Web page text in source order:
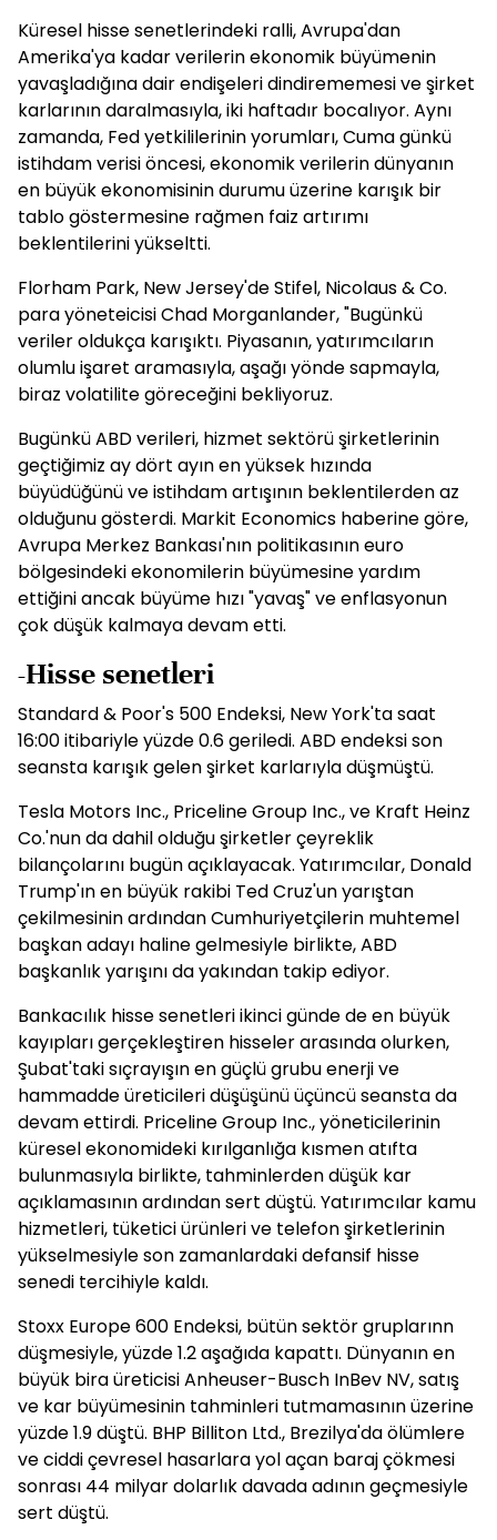
Küresel hisse senetlerindeki ralli, Avrupa'dan
Amerika'ya kadar verilerin ekonomik büyümenin
yavaşladığına dair endişeleri dindirememesi ve şirket
karlarının daralmasıyla, iki haftadır bocalıyor. Aynı
zamanda, Fed yetkililerinin yorumları, Cuma günkü
istihdam verisi öncesi, ekonomik verilerin dünyanın
en büyük ekonomisinin durumu üzerine karışık bir
tablo göstermesine rağmen faiz artırımı
beklentilerini yükseltti.
Florham Park, New Jersey'de Stifel, Nicolaus & Co.
para yöneteicisi Chad Morganlander, "Bugünkü
veriler oldukça karışıktı. Piyasanın, yatırımcıların
olumlu işaret aramasıyla, aşağı yönde sapmayla,
biraz volatilite göreceğini bekliyoruz.
Bugünkü ABD verileri, hizmet sektörü şirketlerinin
geçtiğimiz ay dört ayın en yüksek hızında
büyüdüğünü ve istihdam artışının beklentilerden az
olduğunu gösterdi. Markit Economics haberine göre,
Avrupa Merkez Bankası'nın politikasının euro
bölgesindeki ekonomilerin büyümesine yardım
ettiğini ancak büyüme hızı "yavaş" ve enflasyonun
çok düşük kalmaya devam etti.
-Hisse senetleri
Standard & Poor's 500 Endeksi, New York'ta saat
16:00 itibariyle yüzde 0.6 geriledi. ABD endeksi son
seansta karışık gelen şirket karlarıyla düşmüştü.
Tesla Motors Inc., Priceline Group Inc., ve Kraft Heinz
Co.'nun da dahil olduğu şirketler çeyreklik
bilançolarını bugün açıklayacak. Yatırımcılar, Donald
Trump'ın en büyük rakibi Ted Cruz'un yarıştan
çekilmesinin ardından Cumhuriyetçilerin muhtemel
başkan adayı haline gelmesiyle birlikte, ABD
başkanlık yarışını da yakından takip ediyor.
Bankacılık hisse senetleri ikinci günde de en büyük
kayıpları gerçekleştiren hisseler arasında olurken,
Şubat'taki sıçrayışın en güçlü grubu enerji ve
hammadde üreticileri düşüşünü üçüncü seansta da
devam ettirdi. Priceline Group Inc., yöneticilerinin
küresel ekonomideki kırılganlığa kısmen atıfta
bulunmasıyla birlikte, tahminlerden düşük kar
açıklamasının ardından sert düştü. Yatırımcılar kamu
hizmetleri, tüketici ürünleri ve telefon şirketlerinin
yükselmesiyle son zamanlardaki defansif hisse
senedi tercihiyle kaldı.
Stoxx Europe 600 Endeksi, bütün sektör gruplarınn
düşmesiyle, yüzde 1.2 aşağıda kapattı. Dünyanın en
büyük bira üreticisi Anheuser-Busch InBev NV, satış
ve kar büyümesinin tahminleri tutmamasının üzerine
yüzde 1.9 düştü. BHP Billiton Ltd., Brezilya'da ölümlere
ve ciddi çevresel hasarlara yol açan baraj çökmesi
sonrası 44 milyar dolarlık davada adının geçmesiyle
sert düştü.